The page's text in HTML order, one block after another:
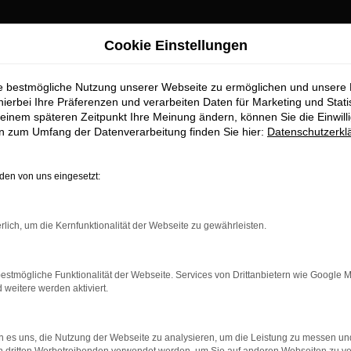
bestimmter Seiten verhindern. Funktioniert die Seite in
beheben.
auf dem neuesten Stand sind.
kann auch dazu führen, dass bestimmte Funktionen
Cookie Einstellungen
bestmögliche Nutzung unserer Webseite zu ermöglichen und unsere
Ihre Präferenzen und verarbeiten Daten für Marketing und
späteren Zeitpunkt Ihre Meinung ändern, können Sie die
zum Umfang der Datenverarbeitung finden Sie hier:
von uns eingesetzt:
um die Kernfunktionalität der Webseite zu gewährleisten.
Funktionalität der Webseite. Services von Drittanbietern wie Google
weitere werden aktiviert.
es uns, die Nutzung der Webseite zu analysieren, um die Leistung zu messen